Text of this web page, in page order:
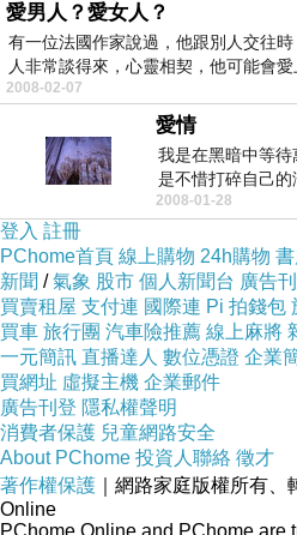
愛男人？愛女人？
有一位法國作家說過，他跟別人交往
人非常談得來，心靈相契，他可能會愛
2008-02-07
愛情
我是在黑暗中等
是不惜打碎自己的
...
2008-01-28
登入 註冊
PChome首頁 線上購物 24h購物
新聞 /氣象 股市 個人新聞台 廣告
買賣租屋 支付連 國際連 Pi 拍錢包
買車 旅行團 汽車險推薦 線上麻將
一元簡訊 直播達人 數位憑證 企業
買網址 虛擬主機 企業郵件
廣告刊登 隱私權聲明
消費者保護 兒童網路安全
About PChome 投資人聯絡 徵才
著作權保護 ｜網路家庭版權所有、
Online
PChome Online and PChome are